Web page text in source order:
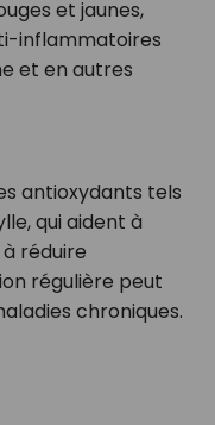
et jaunes,
inflammatoires
et en autres
antioxydants tels
qui aident à
réduire
régulière peut
chroniques.